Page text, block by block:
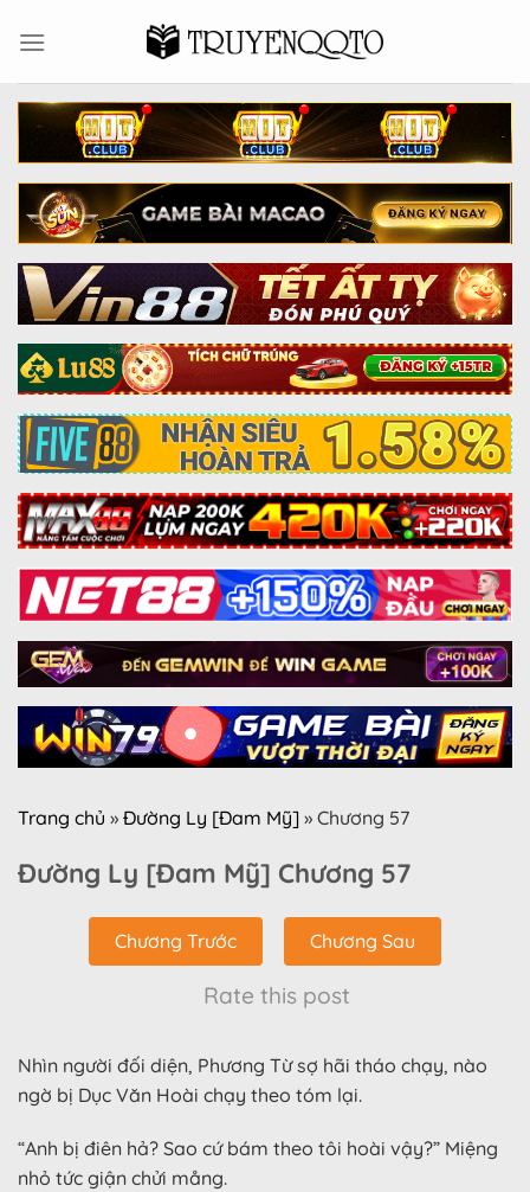
Trang chủ » Đường Ly [Đam Mỹ] » Chương 57
Đường Ly [Đam Mỹ] Chương 57
Chương Trước Chương Sau
Rate this post
Nhìn người đối diện, Phương Từ sợ hãi tháo chạy, nào
ngờ bị Dục Văn Hoài chạy theo tóm lại.
“Anh bị điên hả? Sao cứ bám theo tôi hoài vậy?” Miệng
nhỏ tức giận chửi mång.